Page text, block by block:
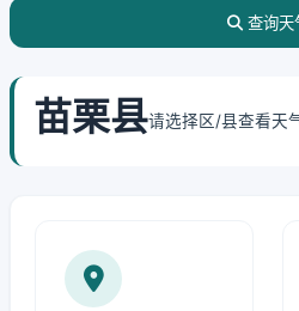
查询天
苗栗县请选择区/县查看天